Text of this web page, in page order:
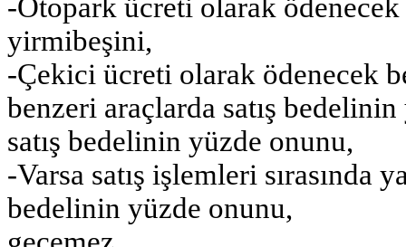
-Otopark ücreti olarak ödenecek
yirmibeşini,
-Çekici ücreti olarak ödenecek
benzeri araçlarda satış
satış bedelinin yüzde onunu,
-Varsa satış işlemleri sırasında
bedelinin yüzde onunu,